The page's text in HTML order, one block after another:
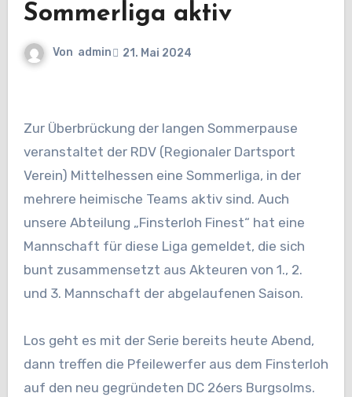
Sommerliga aktiv
Von admin 21. Mai 2024
Zur Überbrückung der langen Sommerpause
veranstaltet der RDV (Regionaler Dartsport
Verein) Mittelhessen eine Sommerliga, in der
mehrere heimische Teams aktiv sind. Auch
unsere Abteilung „Finsterloh Finest“ hat eine
Mannschaft für diese Liga gemeldet, die sich
bunt zusammensetzt aus Akteuren von 1., 2.
und 3. Mannschaft der abgelaufenen Saison.
Los geht es mit der Serie bereits heute Abend,
dann treffen die Pfeilewerfer aus dem Finsterloh
auf den neu gegründeten DC 26ers Burgsolms.